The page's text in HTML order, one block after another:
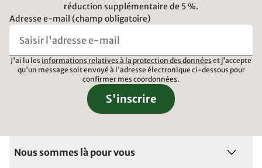
réduction supplémentaire de 5 %.
Adresse e-mail (champ obligatoire)
J'ai lu les informations relatives à la protection des données et j'accepte
qu'un message soit envoyé à l'adresse électronique ci-dessous pour
confirmer mes coordonnées.
S'inscrire
Nous sommes là pour vous